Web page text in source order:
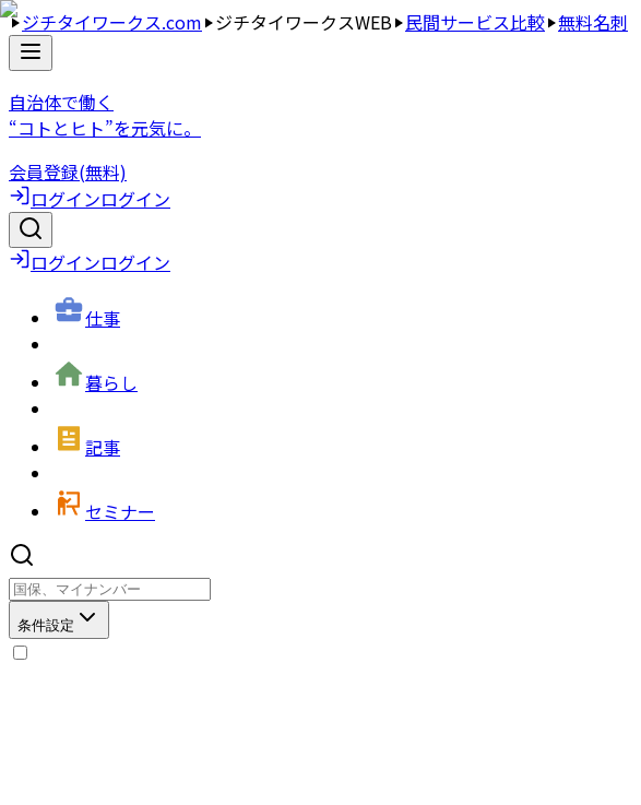
ジチタイワークス.com ジチタイワークスWEB 民間サービス比較 無料名刺
自治体で働く
“コトとヒト”を元気に。
会員登録(無料)
ログインログイン
ログインログイン
仕事
暮らし
記事
セミナー
条件設定